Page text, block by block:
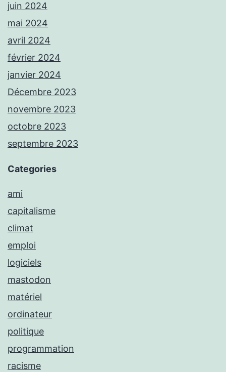
juin 2024
mai 2024
avril 2024
février 2024
janvier 2024
Décembre 2023
novembre 2023
octobre 2023
septembre 2023
Categories
ami
capitalisme
climat
emploi
logiciels
mastodon
matériel
ordinateur
politique
programmation
racisme